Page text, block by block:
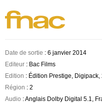
Date de sortie : 6 janvier 2014
Editeur : Bac Films
Edition : Édition Prestige,
Région : 2
Audio : Anglais Dolby Digital 5.1,